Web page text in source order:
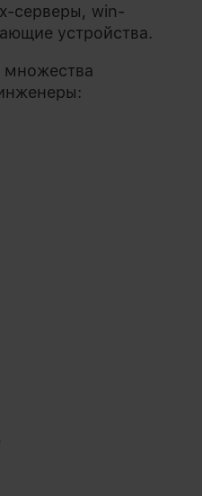
серверы, win-
устройства.
множества